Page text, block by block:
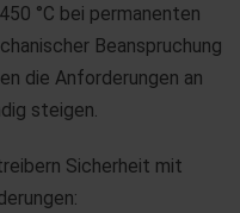
°C bei permanenten
Beanspruchung
die Anforderungen an
steigen.
Sicherheit mit